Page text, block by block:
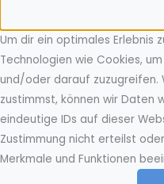
Um dir ein optimales Erlebnis
Technologien wie Cookies,
und/oder darauf zuzugreifen.
zustimmst, können wir Daten
eindeutige IDs auf dieser
Zustimmung nicht erteilst
Merkmale und Funktionen